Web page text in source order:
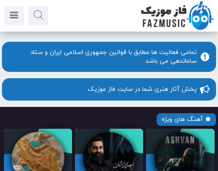
تمامی فعالیت ها مطابق با قوانین جمهوری اسلامی ایران و ستاد
ساماندهی می باشد
پخش آثار هنری شما در سایت فاز موزیک
آهنگ های ویژه